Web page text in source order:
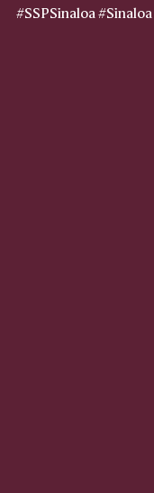
#SSPSinaloa#Sinaloa